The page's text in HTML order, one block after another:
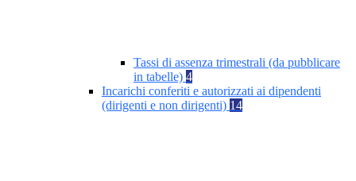
Tassi di assenza trimestrali (da pubblicare
in tabelle) 4
Incarichi conferiti e autorizzati ai dipendenti
(dirigenti e non dirigenti) 14